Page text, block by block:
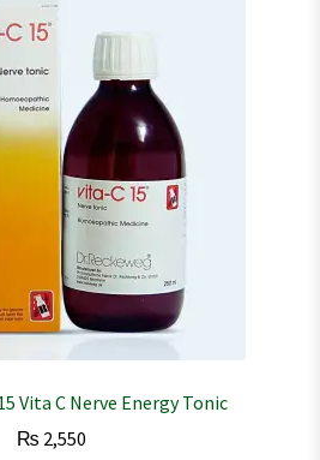
Vita C Nerve Energy Tonic
₨ 2,550